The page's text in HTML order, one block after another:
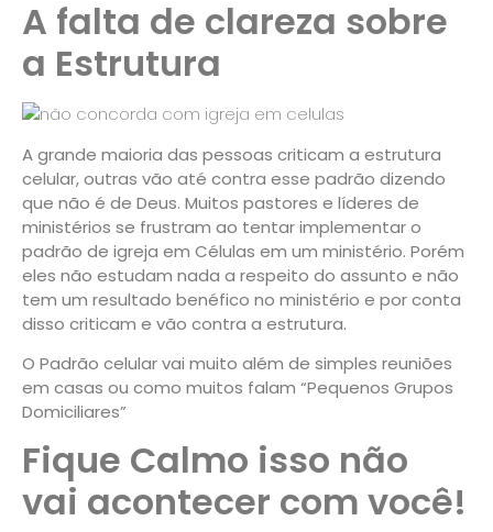
A falta de clareza sobre
a Estrutura
A grande maioria das pessoas criticam a estrutura
celular, outras vão até contra esse padrão dizendo
que não é de Deus. Muitos pastores e líderes de
ministérios se frustram ao tentar implementar o
padrão de igreja em Células em um ministério. Porém
eles não estudam nada a respeito do assunto e não
tem um resultado benéfico no ministério e por conta
disso criticam e vão contra a estrutura.
O Padrão celular vai muito além de simples reuniões
em casas ou como muitos falam “Pequenos Grupos
Domiciliares”
Fique Calmo isso não
vai acontecer com você!